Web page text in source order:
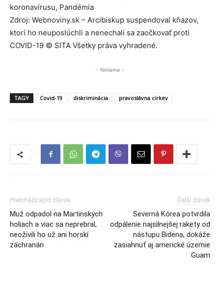
koronavírusu, Pandémia
Zdroj: Webnoviny.sk – Arcibiskup suspendoval kňazov,
ktorí ho neuposlúchli a nenechali sa zaočkovať proti
COVID-19 © SITA Všetky práva vyhradené.
- Reklama -
TAGY Covid-19 diskriminácia pravoslávna cirkev
Predchádzajúci článok
Muž odpadol na Martinských
holiach a viac sa neprebral,
neoživili ho už ani horskí
záchranári
Ďalší článok
Severná Kórea potvrdila
odpálenie najsilnejšej rakety od
nástupu Bidena, dokáže
zasiahnuť aj americké územie
Guam